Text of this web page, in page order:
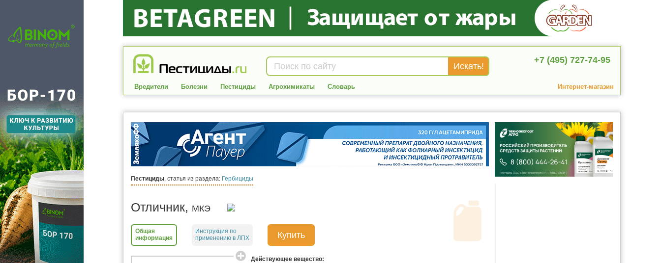
+7 (495) 727-74-95
Вредители Болезни Пестициды Агрохимикаты Словарь Интернет-магазин
Пестициды, статья из раздела: Гербициды
Отличник, МКЭ
Общая
информация
Инструкция по
применению в ЛПХ
Купить
Действующее вещество: